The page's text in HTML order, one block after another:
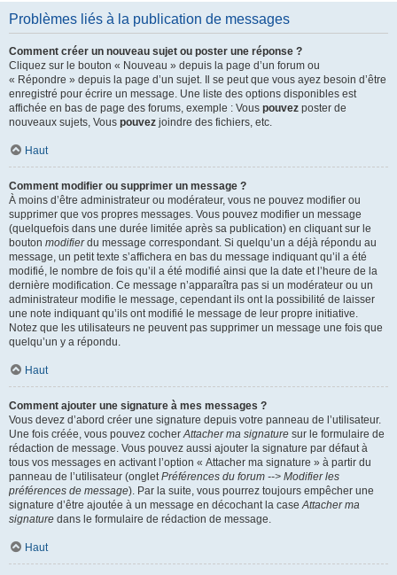
Problèmes liés à la publication de messages
Comment créer un nouveau sujet ou poster une réponse ?
Cliquez sur le bouton « Nouveau » depuis la page d’un forum ou
« Répondre » depuis la page d’un sujet. Il se peut que vous ayez besoin d’être
enregistré pour écrire un message. Une liste des options disponibles est
affichée en bas de page des forums, exemple : Vous pouvez poster de
nouveaux sujets, Vous pouvez joindre des fichiers, etc.
Haut
Comment modifier ou supprimer un message ?
À moins d’être administrateur ou modérateur, vous ne pouvez modifier ou
supprimer que vos propres messages. Vous pouvez modifier un message
(quelquefois dans une durée limitée après sa publication) en cliquant sur le
bouton modifierdu message correspondant. Si quelqu’un a déjà répondu au
message, un petit texte s’affichera en bas du message indiquant qu’il a été
modifié, le nombre de fois qu’il a été modifié ainsi que la date et l’heure de la
dernière modification. Ce message n’apparaîtra pas si un modérateur ou un
administrateur modifie le message, cependant ils ont la possibilité de laisser
une note indiquant qu’ils ont modifié le message de leur propre initiative.
Notez que les utilisateurs ne peuvent pas supprimer un message une fois que
quelqu’un y a répondu.
Haut
Comment ajouter une signature à mes messages ?
Vous devez d’abord créer une signature depuis votre panneau de l’utilisateur.
Une fois créée, vous pouvez cocherAttacher ma signature sur le formulaire de
rédaction de message. Vous pouvez aussi ajouter la signature par défaut à
tous vos messages en activant l’option « Attacher ma signature » à partir du
panneau de l’utilisateur (ongletPréférences du forum --> Modifier les
préférences de message). Par la suite, vous pourrez toujours empêcher une
signature d’être ajoutée à un message en décochant la caseAttacher ma
signature dans le formulaire de rédaction de message.
Haut